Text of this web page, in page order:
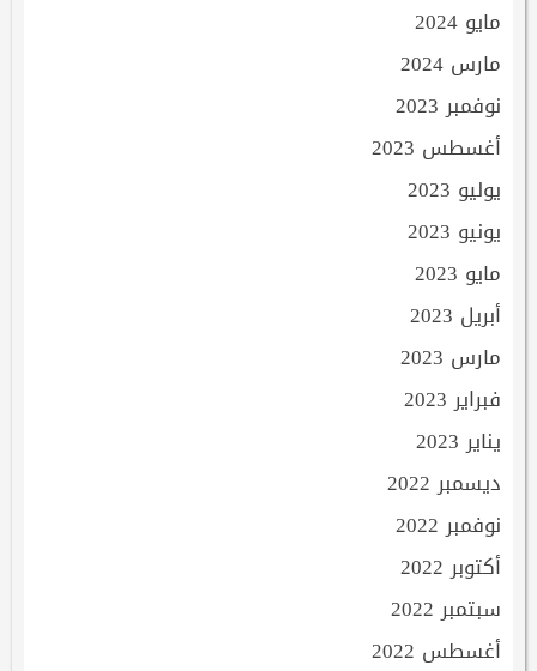
مايو 2024
مارس 2024
نوفمبر 2023
أغسطس 2023
يوليو 2023
يونيو 2023
مايو 2023
أبريل 2023
مارس 2023
فبراير 2023
يناير 2023
ديسمبر 2022
نوفمبر 2022
أكتوبر 2022
سبتمبر 2022
أغسطس 2022